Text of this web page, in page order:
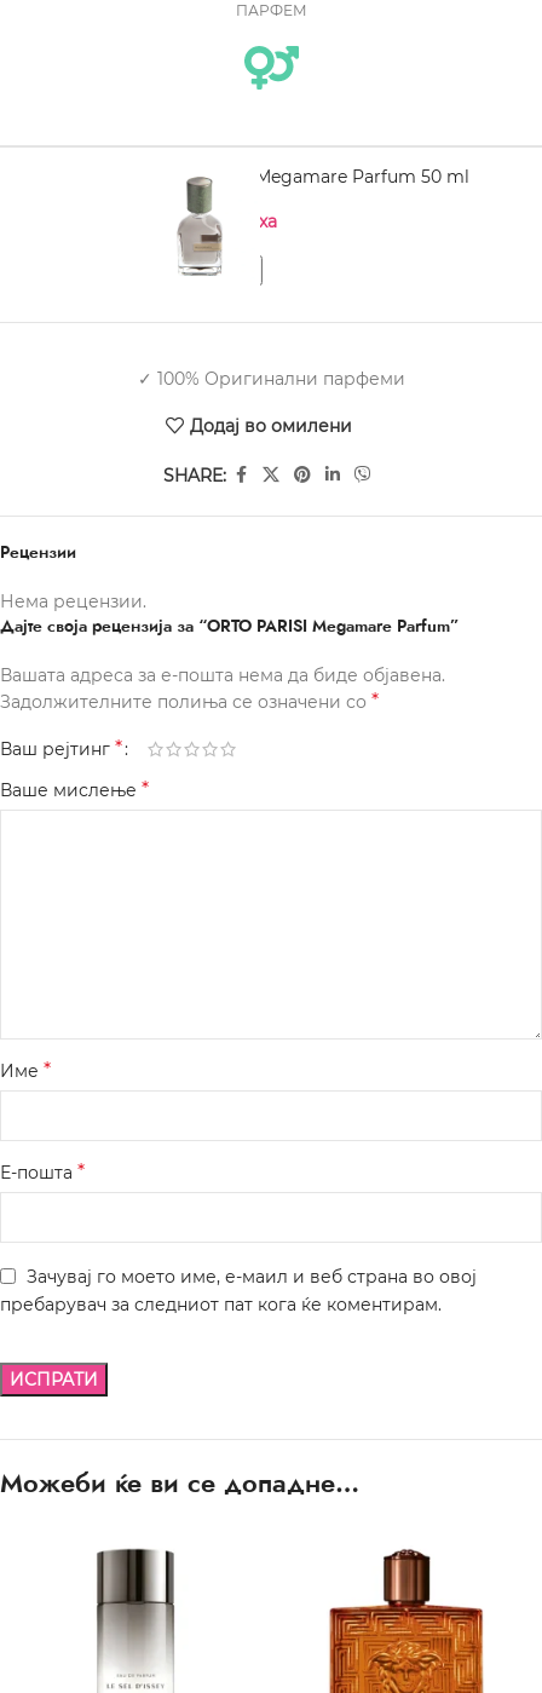
ПАРФЕМ
ORTO PARISI Megamare Parfum 50 ml
Нема на залиха
✓ 100% Оригинални парфеми
Додај во омилени
SHARE:
Рецензии
Нема рецензии.
Дајте своја рецензија за “ORTO PARISI Megamare Parfum”
Вашата адреса за е-пошта нема да биде објавена.
Задолжителните полиња се означени со *
Ваш рејтинг *
Ваше мислење *
Име *
Е-пошта *
Зачувај го моето име, е-маил и веб страна во овој
пребарувач за следниот пат кога ќе коментирам.
Можеби ќе ви се допадне…